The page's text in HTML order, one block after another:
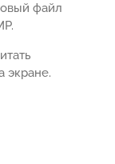
файл
экране.